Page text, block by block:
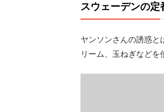
スウェーデンの定
ヤンソンさんの誘惑と
リーム、玉ねぎなどを